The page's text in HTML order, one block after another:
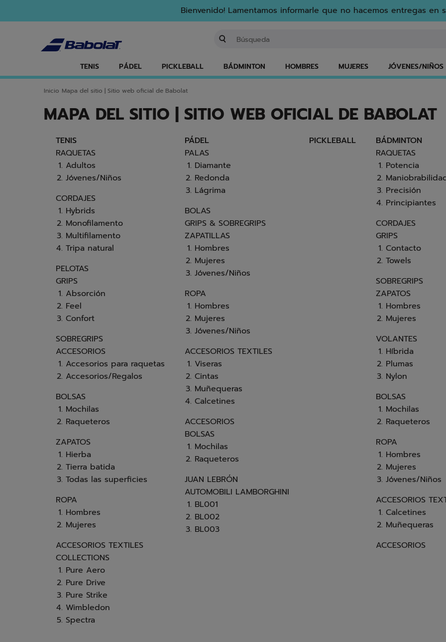
Bienvenido! Lamentamos informarle que no hacemos entregas en
TENIS PÁDEL PICKLEBALL BÁDMINTON HOMBRES MUJERES JÓVENES/NIÑOS
Inicio Mapa del sitio | Sitio web oficial de Babolat
MAPA DEL SITIO | SITIO WEB OFICIAL DE BABOLAT
TENIS
RAQUETAS
Adultos
Jóvenes/Niños
CORDAJES
Hybrids
Monofilamento
Multifilamento
Tripa natural
PELOTAS
GRIPS
Absorción
Feel
Confort
SOBREGRIPS
ACCESORIOS
Accesorios para raquetas
Accesorios/Regalos
BOLSAS
Mochilas
Raqueteros
ZAPATOS
Hierba
Tierra batida
Todas las superficies
ROPA
Hombres
Mujeres
ACCESORIOS TEXTILES
COLLECTIONS
Pure Aero
Pure Drive
Pure Strike
Wimbledon
Spectra
PÁDEL
PALAS
Diamante
Redonda
Lágrima
BOLAS
GRIPS & SOBREGRIPS
ZAPATILLAS
Hombres
Mujeres
Jóvenes/Niños
ROPA
Hombres
Mujeres
Jóvenes/Niños
ACCESORIOS TEXTILES
Viseras
Cintas
Muñequeras
Calcetines
ACCESORIOS
BOLSAS
Mochilas
Raqueteros
JUAN LEBRÓN
AUTOMOBILI LAMBORGHINI
BL001
BL002
BL003
PICKLEBALL
BÁDMINTON
RAQUETAS
Potencia
Precisión
Principiantes
CORDAJES
GRIPS
Contacto
Towels
SOBREGRIPS
ZAPATOS
Hombres
Mujeres
VOLANTES
Híbrida
Plumas
Nylon
BOLSAS
Mochilas
Raqueteros
ROPA
Hombres
Mujeres
Jóvenes/Niños
ACCESORIOS
Calcetines
Muñequeras
ACCESORIOS